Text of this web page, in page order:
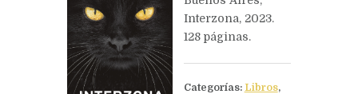
Interzona, 2023.
128 páginas.
Categorías: Libros,